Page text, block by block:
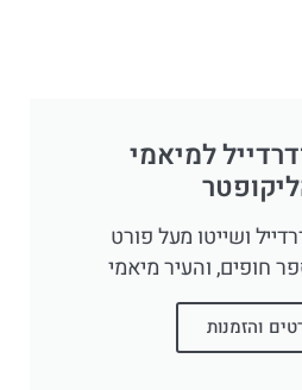
למיאמי
ושייטו מעל פורט
חופים, והעיר מיאמי
והזמנות